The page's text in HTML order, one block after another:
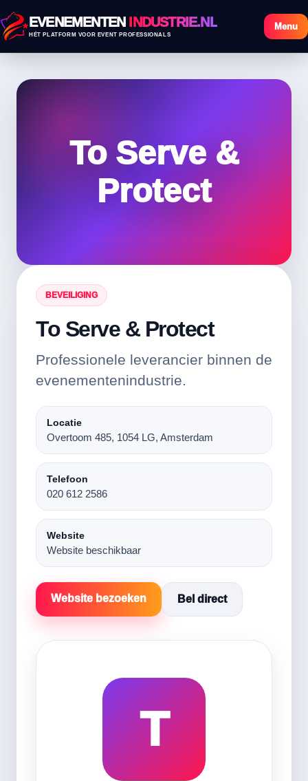
EVENEMENTEN INDUSTRIE.NL
HÉT PLATFORM VOOR EVENT PROFESSIONALS
Menu
To Serve &
Protect
BEVEILIGING
To Serve & Protect
Professionele leverancier binnen de
evenementenindustrie.
Locatie
Overtoom 485, 1054 LG, Amsterdam
Telefoon
020 612 2586
Website
Website beschikbaar
Website bezoeken Bel direct
T